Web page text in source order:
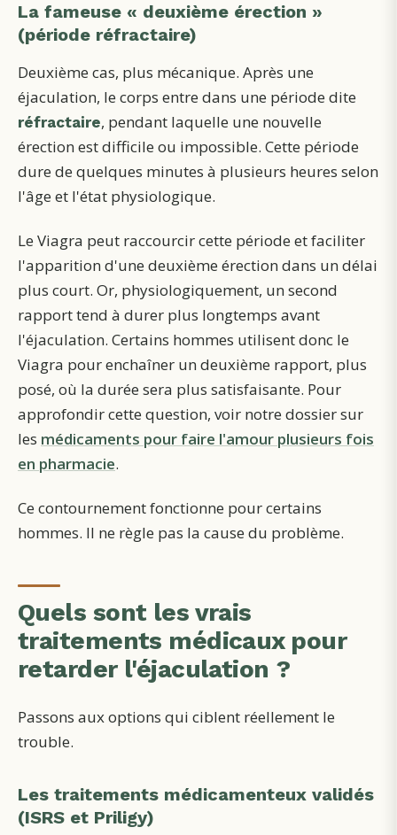
La fameuse « deuxième érection »
(période réfractaire)
Deuxième cas, plus mécanique. Après une
éjaculation, le corps entre dans une période dite
réfractaire, pendant laquelle une nouvelle
érection est difficile ou impossible. Cette période
dure de quelques minutes à plusieurs heures selon
l'âge et l'état physiologique.
Le Viagra peut raccourcir cette période et faciliter
l'apparition d'une deuxième érection dans un délai
plus court. Or, physiologiquement, un second
rapport tend à durer plus longtemps avant
l'éjaculation. Certains hommes utilisent donc le
Viagra pour enchaîner un deuxième rapport, plus
posé, où la durée sera plus satisfaisante. Pour
approfondir cette question, voir notre dossier sur
les médicaments pour faire l'amour plusieurs fois
en pharmacie.
Ce contournement fonctionne pour certains
hommes. Il ne règle pas la cause du problème.
Quels sont les vrais
traitements médicaux pour
retarder l'éjaculation ?
Passons aux options qui ciblent réellement le
trouble.
Les traitements médicamenteux validés
(ISRS et Priligy)